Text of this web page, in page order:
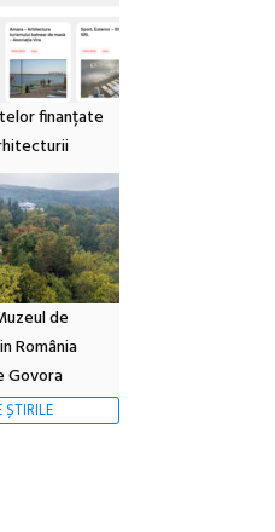
finanțate
de
România
Govora